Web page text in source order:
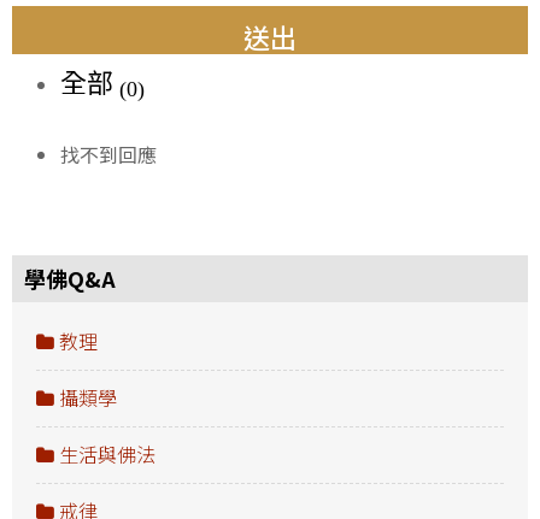
送出
全部 (0)
找不到回應
學佛Q&A
教理
攝類學
生活與佛法
戒律